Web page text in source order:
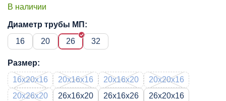
В наличии
Диаметр трубы МП:
16
20 26 32
Размер:
16x20x16
20x16x16 20x16x20
20x20x16
20x26x20
26x16x20 26x16x26
26x20x16